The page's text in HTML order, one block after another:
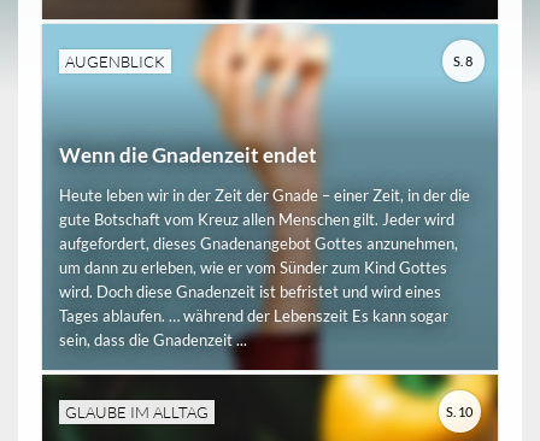
AUGENBLICK
Wenn die Gnadenzeit endet
Heute leben wir in der Zeit der Gnade – einer Zeit, in der die
gute Botschaft vom Kreuz allen Menschen gilt. Jeder wird
aufgefordert, dieses Gnadenangebot Gottes anzunehmen,
um dann zu erleben, wie er vom Sünder zum Kind Gottes
wird. Doch diese Gnadenzeit ist befristet und wird eines
Tages ablaufen. … während der Lebenszeit Es kann sogar
sein, dass die Gnadenzeit ...
S. 8
GLAUBE IM ALLTAG S. 10